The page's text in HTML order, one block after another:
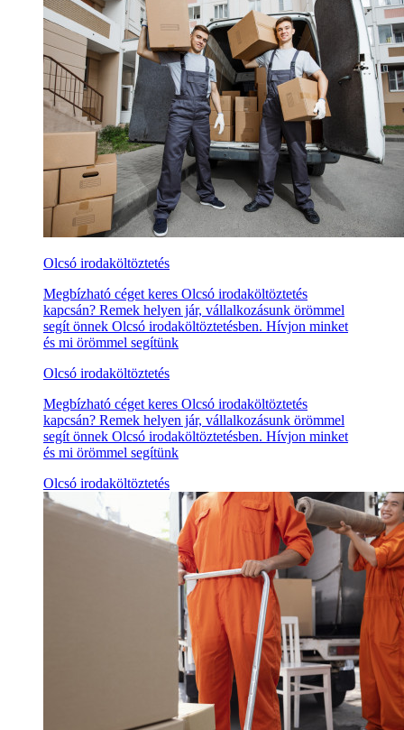
Olcsó irodaköltöztetés
Megbízható céget keres Olcsó irodaköltöztetés
kapcsán? Remek helyen jár, vállalkozásunk örömmel
segít önnek Olcsó irodaköltöztetésben. Hívjon minket
és mi örömmel segítünk
Olcsó irodaköltöztetés
Megbízható céget keres Olcsó irodaköltöztetés
kapcsán? Remek helyen jár, vállalkozásunk örömmel
segít önnek Olcsó irodaköltöztetésben. Hívjon minket
és mi örömmel segítünk
Olcsó irodaköltöztetés